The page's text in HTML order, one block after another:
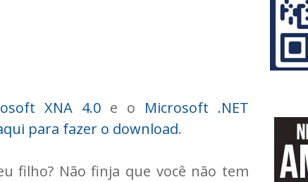
XNA 4.0 e o Microsoft .NET
para fazer o download.
filho? Não finja que você não tem